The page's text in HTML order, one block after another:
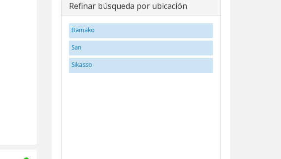
Refinar búsqueda por ubicación
Bamako
San
Sikasso